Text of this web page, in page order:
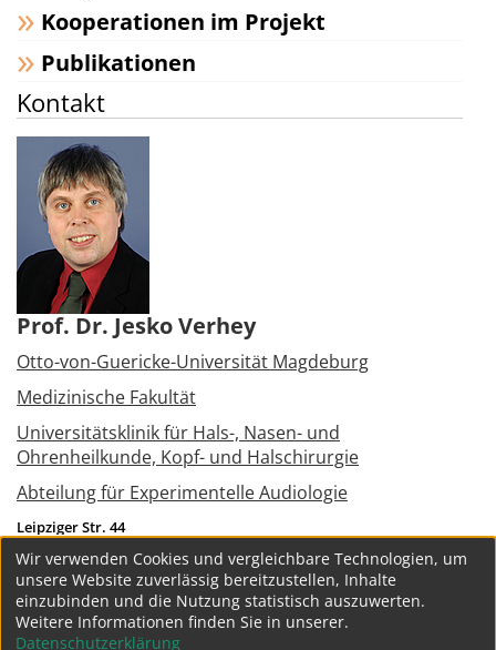
Kooperationen im Projekt
Publikationen
Kontakt
Prof. Dr. Jesko Verhey
Otto-von-Guericke-Universität Magdeburg
Medizinische Fakultät
Universitätsklinik für Hals-, Nasen- und
Ohrenheilkunde, Kopf- und Halschirurgie
Abteilung für Experimentelle Audiologie
Leipziger Str. 44
39120
Magdeburg
Tel.:
+49 391 6713880
jesko.verhey@med.ovgu.de
weitere Projekte
Wir verwenden Cookies und vergleichbare Technologien, um
unsere Website zuverlässig bereitzustellen, Inhalte
einzubinden und die Nutzung statistisch auszuwerten.
Weitere Informationen finden Sie in unserer.
Datenschutzerklärung